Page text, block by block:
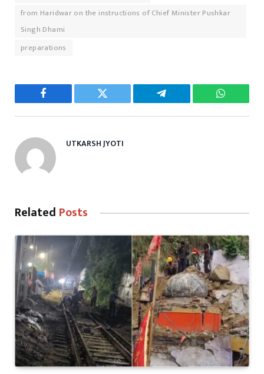
from Haridwar on the instructions of Chief Minister Pushkar
Singh Dhami
preparations
Facebook Twitter Telegram
UTKARSH JYOTI
Related Posts